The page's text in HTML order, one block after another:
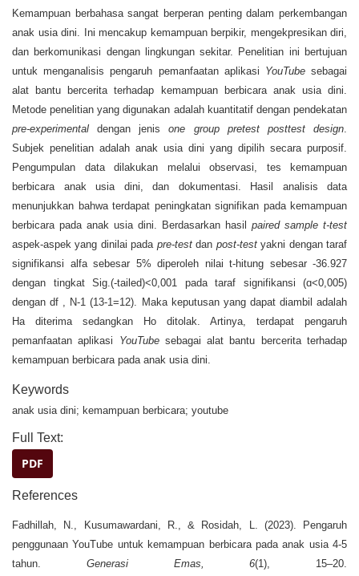
Kemampuan berbahasa sangat berperan penting dalam perkembangan
anak usia dini. Ini mencakup kemampuan berpikir, mengekpresikan diri,
dan berkomunikasi dengan lingkungan sekitar. Penelitian ini bertujuan
untuk menganalisis pengaruh pemanfaatan aplikasi YouTubesebagai
alat bantu bercerita terhadap kemampuan berbicara anak usia dini.
Metode penelitian yang digunakan adalah kuantitatif dengan pendekatan
pre-experimental dengan jenisone group pretest posttest design.
Subjek penelitian adalah anak usia dini yang dipilih secara purposif.
Pengumpulan data dilakukan melalui observasi, tes kemampuan
berbicara anak usia dini, dan dokumentasi. Hasil analisis data
menunjukkan bahwa terdapat peningkatan signifikan pada kemampuan
berbicara pada anak usia dini. Berdasarkan hasil paired sample t-test
aspek-aspek yang dinilai pada pre-testdan post-testyakni dengan taraf
signifikansi alfa sebesar 5% diperoleh nilai t-hitung sebesar -36.927
dengan tingkat Sig.(-tailed)<0,001 pada taraf signifikansi (ɑ<0,005)
dengan df , N-1 (13-1=12). Maka keputusan yang dapat diambil adalah
Ha diterima sedangkan Ho ditolak. Artinya, terdapat pengaruh
pemanfaatan aplikasi YouTube sebagai alat bantu bercerita terhadap
kemampuan berbicara pada anak usia dini.
Keywords
anak usia dini; kemampuan berbicara; youtube
Full Text:
PDF
References
Fadhillah, N., Kusumawardani, R., & Rosidah, L. (2023). Pengaruh
penggunaan YouTube untuk kemampuan berbicara pada anak usia 4-5
tahun. Generasi Emas, 6(1), 15–20.